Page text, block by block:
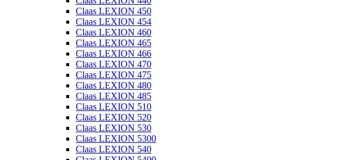
Claas LEXION 450
Claas LEXION 454
Claas LEXION 460
Claas LEXION 465
Claas LEXION 466
Claas LEXION 470
Claas LEXION 475
Claas LEXION 480
Claas LEXION 485
Claas LEXION 510
Claas LEXION 520
Claas LEXION 530
Claas LEXION 5300
Claas LEXION 540